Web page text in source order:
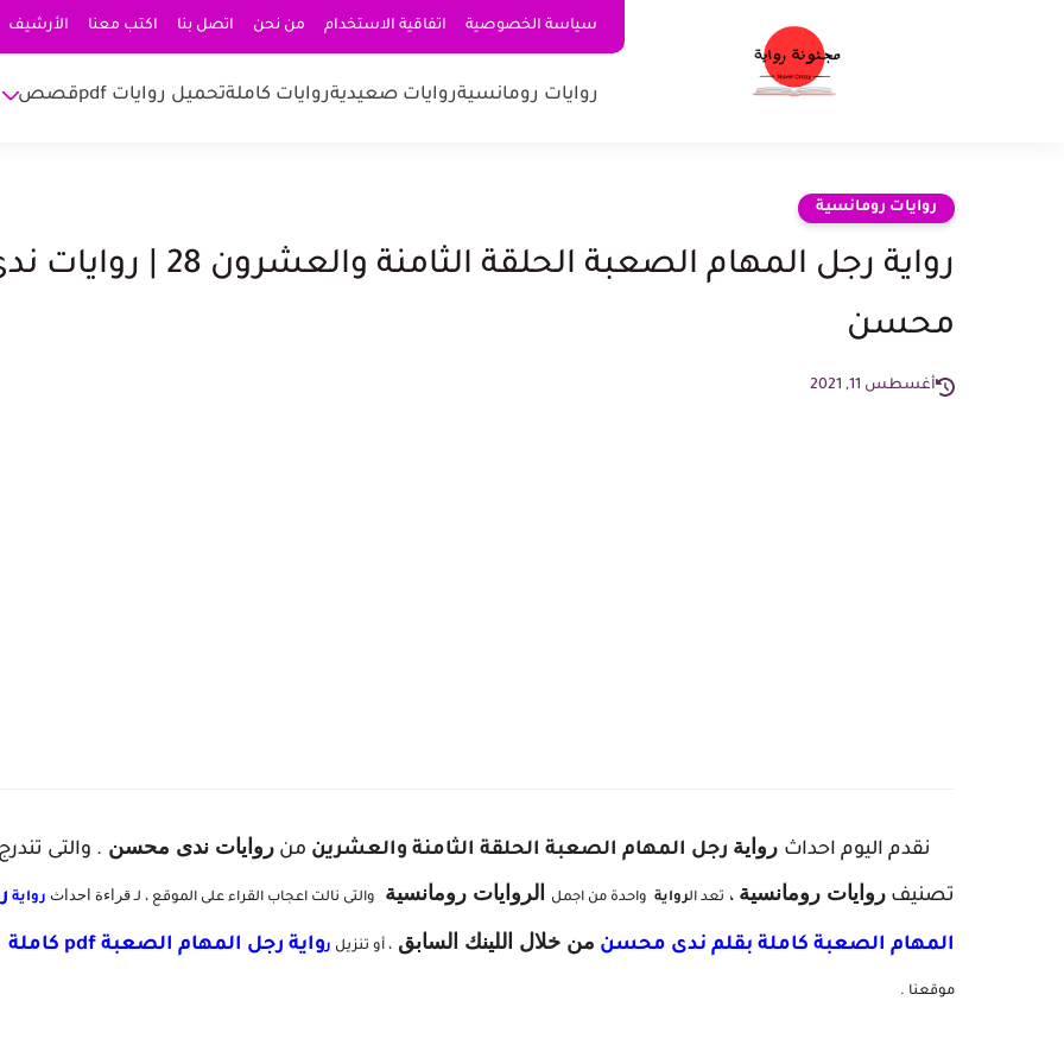
سياسة الخصوصية اتفاقية الاستخدام من نحن اتصل بنا اكتب معنا الأرشيف
روايات رومانسيةروايات صعيديةروايات كاملةتحميل روايات pdf قصص
روايات رومانسية
رواية رجل المهام الصعبة الحلقة الثامنة والعشرون 28 |
محسن
أغسطس 11, 2021
نقدم اليوم احداث ر واية رجل المهام الصعبة الحلقة الثامنة والعشرين من روايات ندى محسن . والتى
تصنيف روايات رومانسية ، تعد الرواية واحدة من اجمل الروايات رومانسية والتى نالت اعجاب القراء على الموقع ، لـقراءة احداث رواية
المهام الصعبة كاملة بقلم ندى محسن من خلال اللينك السابق ، أو تنزيل رواية رجل المهام الصعبة pdf كاملة
موقعنا .